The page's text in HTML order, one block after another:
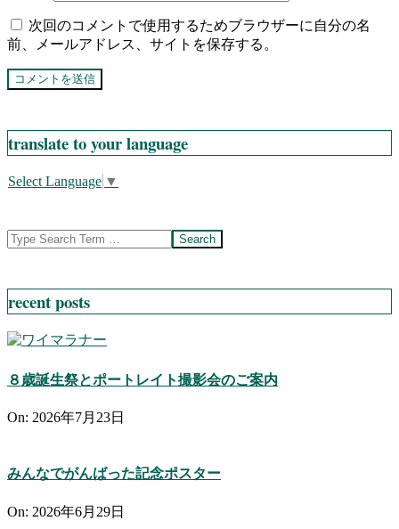
次回のコメントで使用するためブラウザーに自分の名
前、メールアドレス、サイトを保存する。
translate to your language
Select Language ▼
Search
recent posts
８歳誕生祭とポートレイト撮影会のご案内
On: 2026年7月23日
みんなでがんばった記念ポスター
On: 2026年6月29日